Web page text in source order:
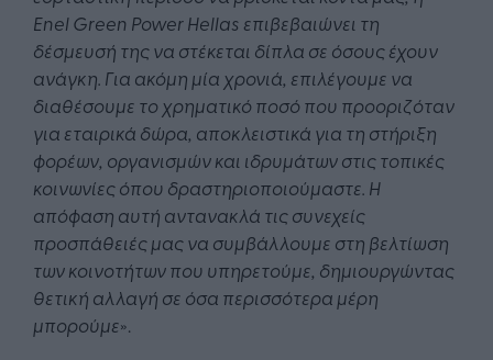
EnelGreen PowerHellas επιβεβαιώνει τη
δέσμευσή της να στέκεται δίπλα σε όσους έχουν
ανάγκη. Για ακόμη μία χρονιά, επιλέγουμε να
διαθέσουμε το χρηματικό ποσό που προοριζόταν
για εταιρικά δώρα, αποκλειστικά για τη στήριξη
φορέων, οργανισμών και ιδρυμάτων στις τοπικές
κοινωνίες όπου δραστηριοποιούμαστε. Η
απόφαση αυτή αντανακλά τις συνεχείς
προσπάθειές μας να συμβάλλουμε στη βελτίωση
των κοινοτήτων που υπηρετούμε, δημιουργώντας
θετική αλλαγή σε όσα περισσότερα μέρη
μπορούμε».